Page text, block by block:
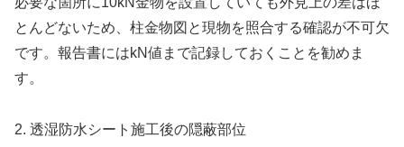
とんどないため、柱金物図と現物を照合する確認が不可欠
です。報告書にはkN値まで記録しておくことを勧めま
す。
2. 透湿防水シート施工後の隠蔽部位